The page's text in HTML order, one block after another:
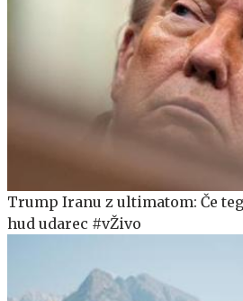
Trump Iranu z ultimatom: Če
hud udarec #vŽivo